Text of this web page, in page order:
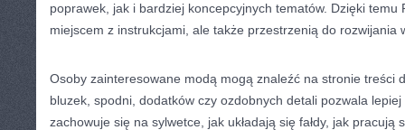
poprawek, jak i bardziej koncepcyjnych tematów. Dzięki temu
miejscem z instrukcjami, ale także przestrzenią do rozwijania
Osoby zainteresowane modą mogą znaleźć na stronie treści
bluzek, spodni, dodatków czy ozdobnych detali pozwala lepiej
zachowuje się na sylwetce, jak układają się fałdy, jak pracują